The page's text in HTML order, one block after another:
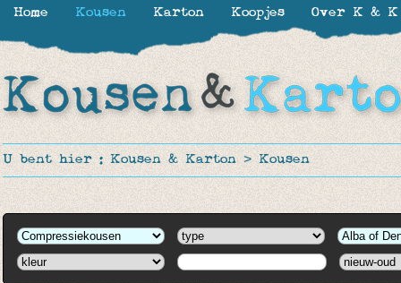
U bent hier : Kousen & Karton > Kousen
Home Kousen Karton Koopjes Over K & K